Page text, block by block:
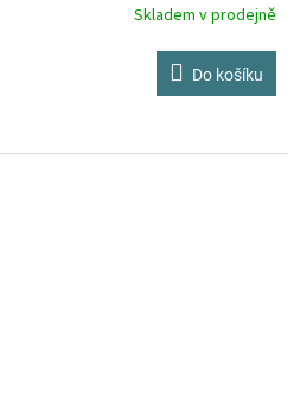
Skladem v prodejně
Do košíku